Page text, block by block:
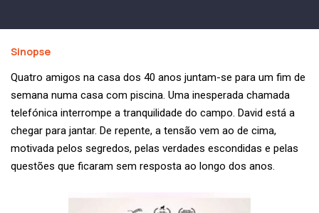
Sinopse
Quatro amigos na casa dos 40 anos juntam-se para um fim de
semana numa casa com piscina. Uma inesperada chamada
telefónica interrompe a tranquilidade do campo. David está a
chegar para jantar. De repente, a tensão vem ao de cima,
motivada pelos segredos, pelas verdades escondidas e pelas
questões que ficaram sem resposta ao longo dos anos.